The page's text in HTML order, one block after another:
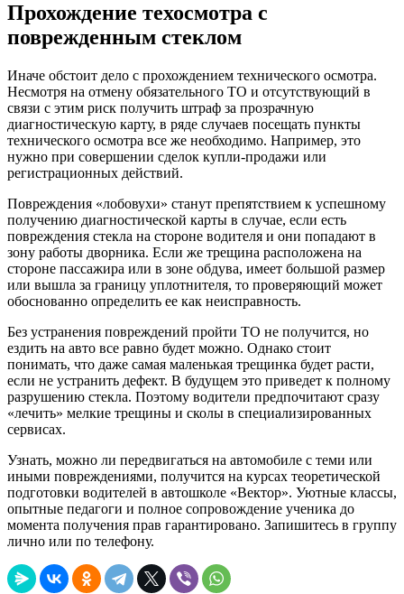
Прохождение техосмотра с
поврежденным стеклом
Иначе обстоит дело с прохождением технического осмотра.
Несмотря на отмену обязательного ТО и отсутствующий в
связи с этим риск получить штраф за прозрачную
диагностическую карту, в ряде случаев посещать пункты
технического осмотра все же необходимо. Например, это
нужно при совершении сделок купли-продажи или
регистрационных действий.
Повреждения «лобовухи» станут препятствием к успешному
получению диагностической карты в случае, если есть
повреждения стекла на стороне водителя и они попадают в
зону работы дворника. Если же трещина расположена на
стороне пассажира или в зоне обдува, имеет большой размер
или вышла за границу уплотнителя, то проверяющий может
обоснованно определить ее как неисправность.
Без устранения повреждений пройти ТО не получится, но
ездить на авто все равно будет можно. Однако стоит
понимать, что даже самая маленькая трещинка будет расти,
если не устранить дефект. В будущем это приведет к полному
разрушению стекла. Поэтому водители предпочитают сразу
«лечить» мелкие трещины и сколы в специализированных
сервисах.
Узнать, можно ли передвигаться на автомобиле с теми или
иными повреждениями, получится на курсах теоретической
подготовки водителей в автошколе «Вектор». Уютные классы,
опытные педагоги и полное сопровождение ученика до
момента получения прав гарантировано. Запишитесь в группу
лично или по телефону.